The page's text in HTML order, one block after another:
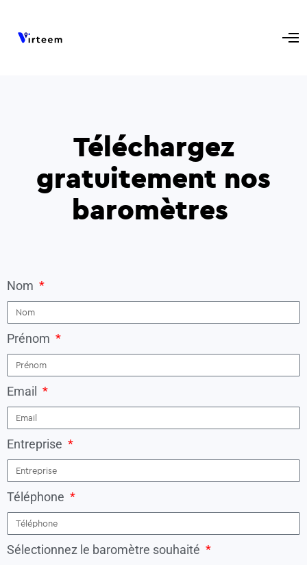
Téléchargez
gratuitement nos
baromètres
Nom
Prénom
Email
Entreprise
Téléphone
Sélectionnez le baromètre souhaité